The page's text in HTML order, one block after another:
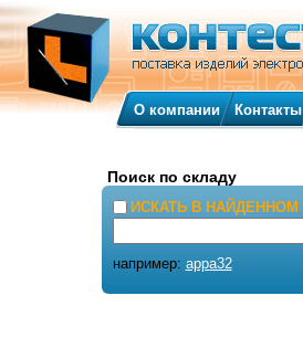
О компании Контакты
Поиск по складу
ИСКАТЬ В НАЙДЕННОМ
например: appa32